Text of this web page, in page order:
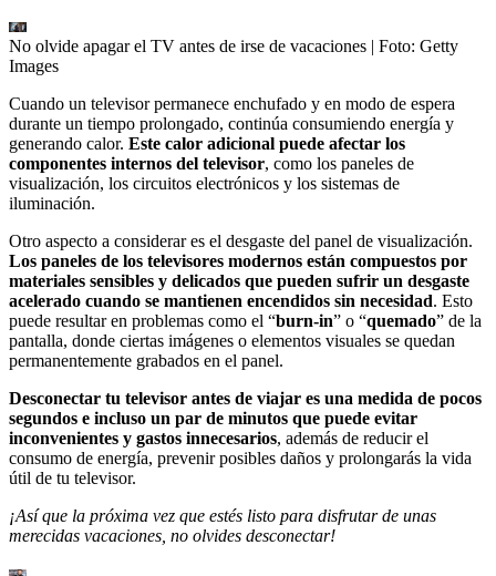
No olvide apagar el TV antes de irse de vacaciones | Foto: Getty
Images
Cuando un televisor permanece enchufado y en modo de espera
durante un tiempo prolongado, continúa consumiendo energía y
generando calor. Este calor adicional puede afectar los
componentes internos del televisor, como los paneles de
visualización, los circuitos electrónicos y los sistemas de
iluminación.
Otro aspecto a considerar es el desgaste del panel de visualización.
Los paneles de los televisores modernos están compuestos por
materiales sensibles y delicados que pueden sufrir un desgaste
acelerado cuando se mantienen encendidos sin necesidad. Esto
puede resultar en problemas como el “burn-in” o “quemado” de la
pantalla, donde ciertas imágenes o elementos visuales se quedan
permanentemente grabados en el panel.
Desconectar tu televisor antes de viajar es una medida de pocos
segundos e incluso un par de minutos que puede evitar
inconvenientes y gastos innecesarios, además de reducir el
consumo de energía, prevenir posibles daños y prolongarás la vida
útil de tu televisor.
¡Así que la próxima vez que estés listo para disfrutar de unas
merecidas vacaciones, no olvides desconectar!